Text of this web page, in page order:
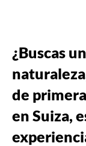
¿Buscas
de
en Suiza,